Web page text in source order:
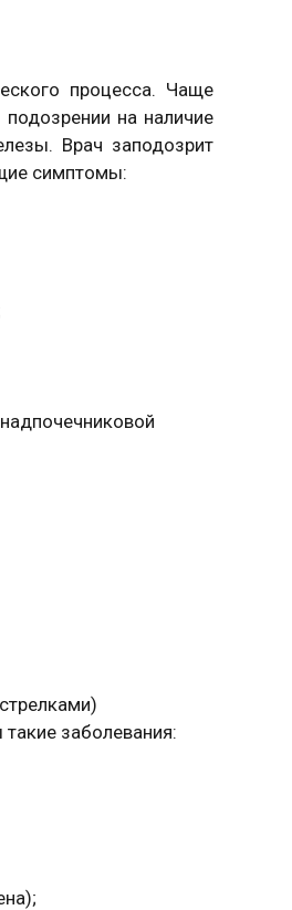
процесса. Чаще
на наличие
Врач заподозрит
симптомы:
заболевания: